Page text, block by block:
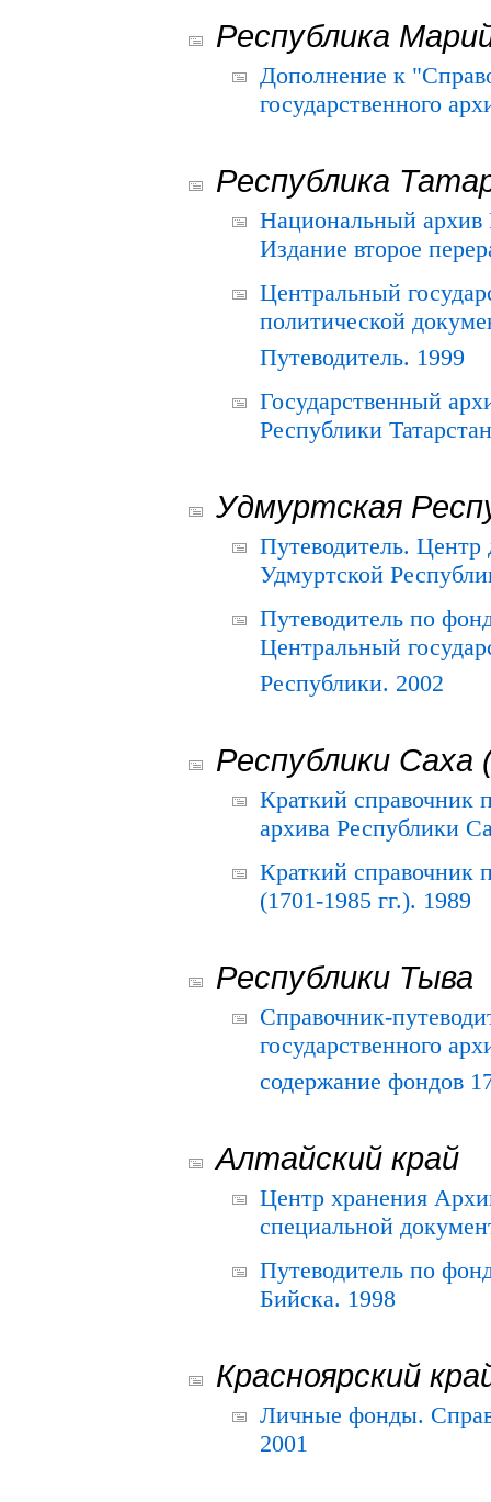
Республика
Дополнение к
государственного
Республика
Национальный архив
Издание второе
Центральный
политической
Путеводитель. 1999
Государственный
Республики
Удмуртская
Путеводитель.
Удмуртской
Путеводитель по
Центральный
Республики. 2002
Республики Саха
Краткий справочник
архива Республики
Краткий
(1701-1985 гг.). 1989
Республики Тыва
Справочник-
государственного
содержание фондов
Алтайский край
Центр хранения
специальной
Путеводитель по
Бийска. 1998
Красноярский
Личные фонды.
2001